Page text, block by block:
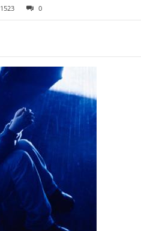
1523 0